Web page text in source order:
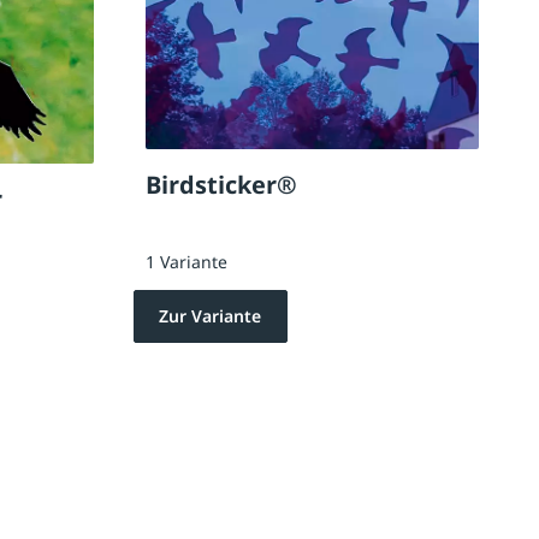
Birdsticker®
1 Variante
Zur Variante